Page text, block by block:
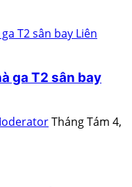
ga T2 sân bay
Tháng Tám 4,